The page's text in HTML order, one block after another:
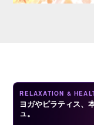
RELAXATION &
ヨガやピラティス、
ュ。